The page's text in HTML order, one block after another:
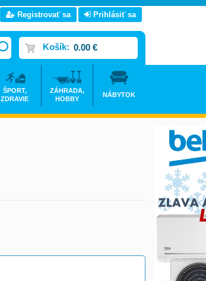
Registrovať sa Prihlásiť sa
Košík: 0.00 €
ŠPORT,
ZDRAVIE
ZÁHRADA,
HOBBY
NÁBYTOK